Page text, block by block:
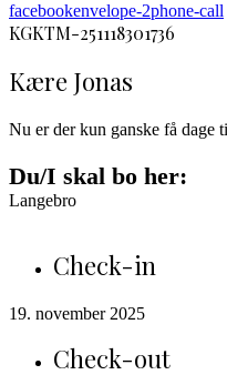
facebookenvelope-2phone-call
KGKTM-251118301736
Kære Jonas
Nu er der kun ganske få dage
Du/I skal bo her:
Langebro
Check-in
19. november 2025
Check-out